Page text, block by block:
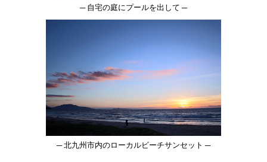
─ 自宅の庭にプールを出して ─
─ 北九州市内のローカルビーチサンセット ─